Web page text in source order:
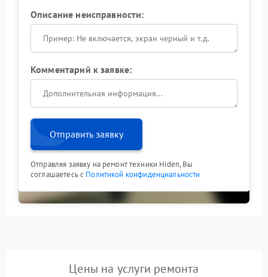
Описание неисправности:
Комментарий к заявке:
Отправить заявку
Отправляя заявку на ремонт техники Hiden, Вы
соглашаетесь с Политикой конфиденциальности
Цены на услуги ремонта